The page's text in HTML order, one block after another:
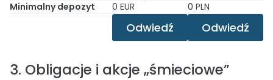
Minimalny depozyt 0 EUR 0 PLN
Odwiedź Odwiedź
3. Obligacje i akcje „śmieciowe”